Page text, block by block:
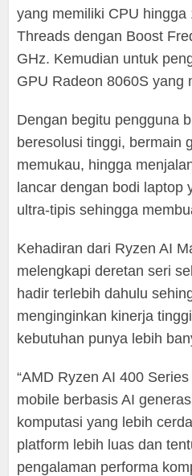
yang memiliki CPU hingga
Threads dengan Boost
GHz. Kemudian untuk
GPU Radeon 8060S yang
Dengan begitu pengguna
beresolusi tinggi, bermain
memukau, hingga
lancar dengan bodi laptop
ultra-tipis sehingga
Kehadiran dari Ryzen AI
melengkapi deretan seri
hadir terlebih dahulu
menginginkan kinerja
kebutuhan punya lebih
“AMD Ryzen AI 400
mobile berbasis AI
komputasi yang lebih
platform lebih luas dan
pengalaman performa